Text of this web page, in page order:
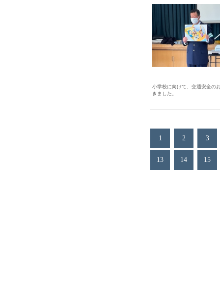
小学校に向けて、交通安全の
きました。
1 2 3
13 14 15